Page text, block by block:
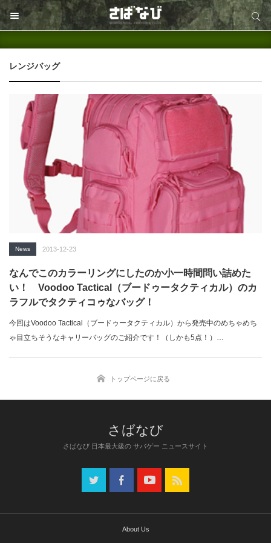
サイト内検索
レンジバッグ
News 2013-12-23
なんでこのカラーリングにしたのか小一時間問い詰めた
い！ Voodoo Tactical（ブードゥータクティカル）のカ
ラフルでタクティコゥなバッグ！
今回はVoodoo Tactical（ブードゥータクティカル）から発売中のめちゃめち
ゃ目立ちそうなキャリーバッグのご紹介です！（しかも5点！）…
トップページに戻る
さばなび 日本最大級の サバゲー ニュースサイト
About Us
サイト内検索